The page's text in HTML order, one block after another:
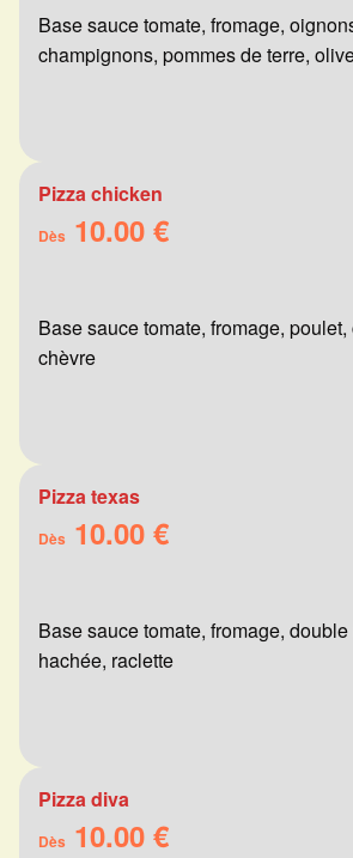
Base sauce tomate, fromage,
champignons, pommes de terre,
Pizza chicken
Dès 10.00 €
Base sauce tomate, fromage,
chèvre
Pizza texas
Dès 10.00 €
Base sauce tomate, fromage,
hachée, raclette
Pizza diva
Dès 10.00 €